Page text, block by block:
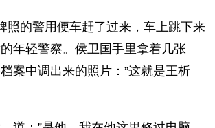
照的警用便车赶了过来，车上跳下来
年轻警察。侯卫国手里拿着几张
案中调出来的照片：”这就是王析